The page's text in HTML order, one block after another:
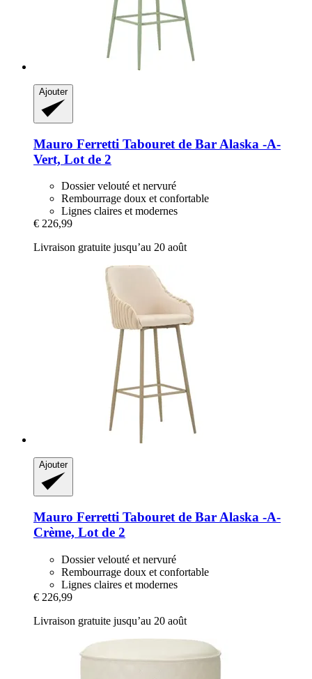
Ajouter
Mauro Ferretti Tabouret de Bar Alaska -​A-​
Vert, Lot de 2
Dossier velouté et nervuré
Rembourrage doux et confortable
Lignes claires et modernes
€ 226,99
Livraison gratuite jusqu’au 20 août
Ajouter
Mauro Ferretti Tabouret de Bar Alaska -​A-​
Crème, Lot de 2
Dossier velouté et nervuré
Rembourrage doux et confortable
Lignes claires et modernes
€ 226,99
Livraison gratuite jusqu’au 20 août